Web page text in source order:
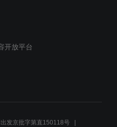
开放平台
发京批字第直150118号